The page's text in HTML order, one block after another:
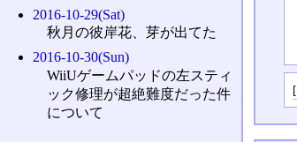
[
2016-10-29(Sat)
秋月の彼岸花、芽が出てた
2016-10-30(Sun)
WiiUゲームパッドの左スティ
ック修理が超絶難度だった件
について